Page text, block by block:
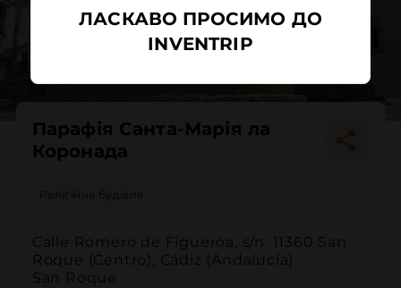
Парафія Санта-Марія ла
Коронада
Релігійна будівля
Calle Romero de Figueroa, s/n. 11360 San
Roque (Centro), Cádiz (Andalucía)
San Roque
ЛАСКАВО ПРОСИМО ДО
INVENTRIP